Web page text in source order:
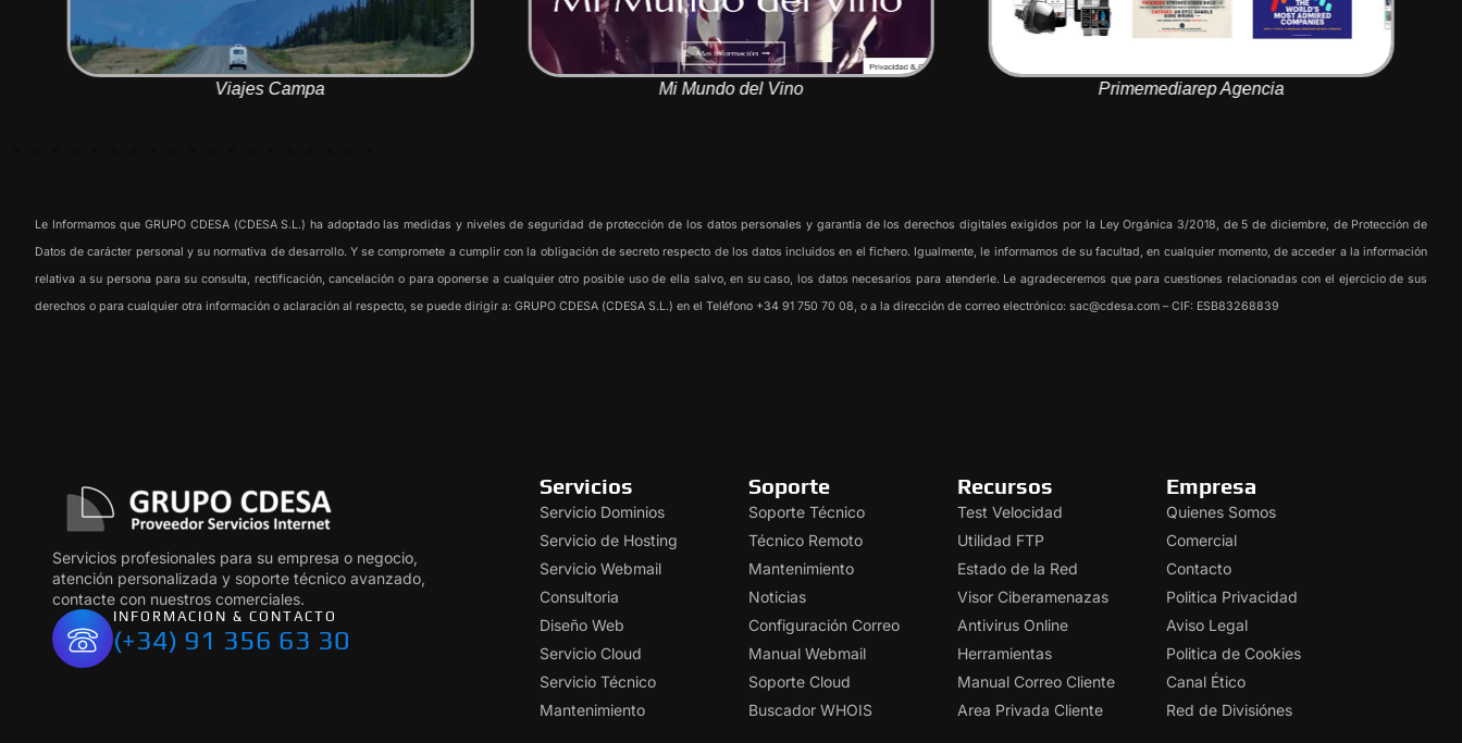
Viajes Campa Mi Mundo del Vino Primemediarep Agencia
Le Informamos que GRUPO CDESA (CDESA S.L.) ha adoptado las medidas y niveles de seguridad de protección de los datos personales y garantía de los derechos digitales exigidos por la Ley Orgánica 3/2018, de 5 de diciembre, de Protección de
Datos de carácter personal y su normativa de desarrollo. Y se compromete a cumplir con la obligación de secreto respecto de los datos incluidos en el fichero. Igualmente, le informamos de su facultad, en cualquier momento, de acceder a la información
relativa a su persona para su consulta, rectificación, cancelación o para oponerse a cualquier otro posible uso de ella salvo, en su caso, los datos necesarios para atenderle. Le agradeceremos que para cuestiones relacionadas con el ejercicio de sus
derechos o para cualquier otra información o aclaración al respecto, se puede dirigir a: GRUPO CDESA (CDESA S.L.) en el Teléfono +34 91 750 70 08, o a la dirección de correo electrónico: sac@cdesa.com – CIF: ESB83268839
Servicios profesionales para su empresa o negocio,
atención personalizada y soporte técnico avanzado,
contacte con nuestros comerciales.
INFORMACION & CONTACTO
(+34) 91 356 63 30
Servicios
Servicio Dominios
Servicio de Hosting
Servicio Webmail
Consultoria
Diseño Web
Servicio Cloud
Servicio Técnico
Mantenimiento
Soporte
Soporte Técnico
Técnico Remoto
Mantenimiento
Noticias
Configuración Correo
Manual Webmail
Soporte Cloud
Buscador WHOIS
Recursos
Test Velocidad
Utilidad FTP
Estado de la Red
Visor Ciberamenazas
Antivirus Online
Herramientas
Manual Correo Cliente
Area Privada Cliente
Empresa
Quienes Somos
Comercial
Contacto
Politica Privacidad
Aviso Legal
Politica de Cookies
Canal Ético
Red de Divisiónes